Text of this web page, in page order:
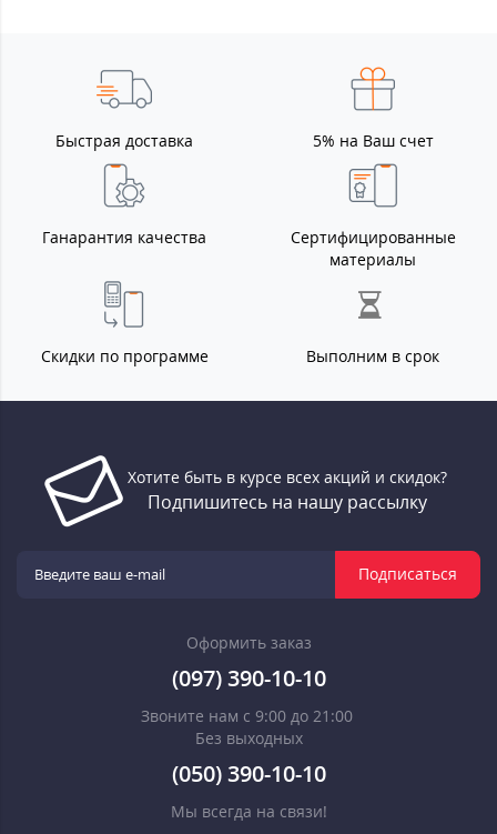
Быстрая доставка 5% на Ваш счет
Ганарантия качества
Сертифицированные
материалы
Скидки по программе Выполним в срок
Хотите быть в курсе всех акций и скидок?
Подпишитесь на нашу рассылку
Подписаться
Оформить заказ
(097) 390-10-10
Звоните нам с 9:00 до 21:00
Без выходных
(050) 390-10-10
Мы всегда на связи!